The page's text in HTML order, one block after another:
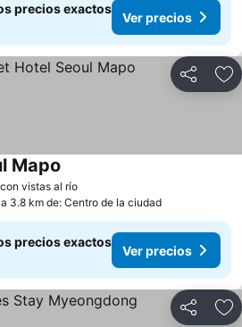
precios exactos
Ver precios
Compartir
vistas al río
Mapo
a 3.8 km de: Centro de la ciudad
precios exactos
Ver precios
Compartir